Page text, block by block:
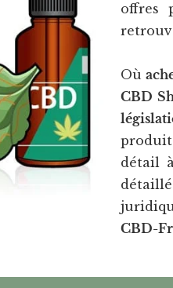
offres
Où
CBD
détail
CBD-